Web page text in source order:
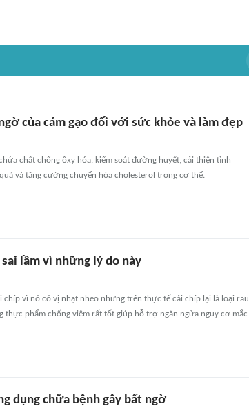
của cám gạo đối với sức khỏe và làm đẹp
chất chống ôxy hóa, kiểm soát đường huyết, cải thiện tình
và tăng cường chuyển hóa cholesterol trong cơ thể.
lầm vì những lý do này
chíp vì nó có vị nhạt nhẽo nhưng trên thực tế cải chíp lại là loại rau
thực phẩm chống viêm rất tốt giúp hỗ trợ ngăn ngừa nguy cơ mắc
dụng chữa bệnh gây bất ngờ